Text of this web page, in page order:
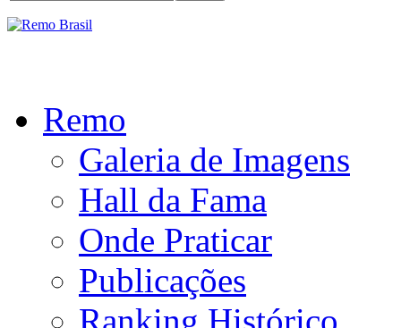
Remo
Galeria de Imagens
Hall da Fama
Onde Praticar
Publicações